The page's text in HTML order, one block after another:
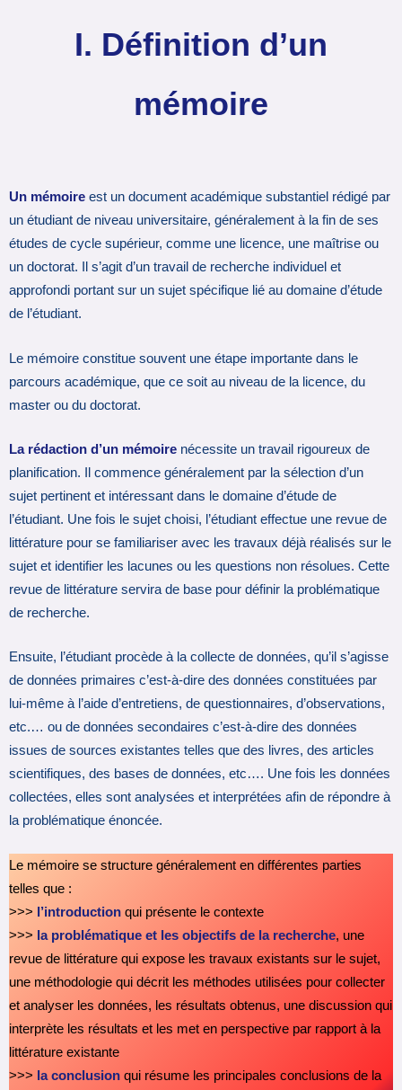
I. Définition d’un
mémoire
Un mémoire est un document académique substantiel rédigé par
un étudiant de niveau universitaire, généralement à la fin de ses
études de cycle supérieur, comme une licence, une maîtrise ou
un doctorat. Il s’agit d’un travail de recherche individuel et
approfondi portant sur un sujet spécifique lié au domaine d’étude
de l’étudiant.
Le mémoire constitue souvent une étape importante dans le
parcours académique, que ce soit au niveau de la licence, du
master ou du doctorat.
La rédaction d’un mémoire nécessite un travail rigoureux de
planification. Il commence généralement par la sélection d’un
sujet pertinent et intéressant dans le domaine d’étude de
l’étudiant. Une fois le sujet choisi, l’étudiant effectue une revue de
littérature pour se familiariser avec les travaux déjà réalisés sur le
sujet et identifier les lacunes ou les questions non résolues. Cette
revue de littérature servira de base pour définir la problématique
de recherche.
Ensuite, l’étudiant procède à la collecte de données, qu’il s’agisse
de données primaires c’est-à-dire des données constituées par
lui-même à l’aide d’entretiens, de questionnaires, d’observations,
etc.… ou de données secondaires c’est-à-dire des données
issues de sources existantes telles que des livres, des articles
scientifiques, des bases de données, etc…. Une fois les données
collectées, elles sont analysées et interprétées afin de répondre à
la problématique énoncée.
Le mémoire se structure généralement en différentes parties
telles que :
>>>
l’introduction qui présente le contexte
>>> la problématique et les objectifs de la recherche, une
revue de littérature qui expose les travaux existants sur le sujet,
une méthodologie qui décrit les méthodes utilisées pour collecter
et analyser les données, les résultats obtenus, une discussion qui
interprète les résultats et les met en perspective par rapport à la
littérature existante
>>> la conclusion qui résume les principales conclusions de la